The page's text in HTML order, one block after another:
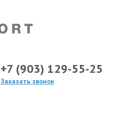
+7 (903) 129-55-25
Заказать звонок